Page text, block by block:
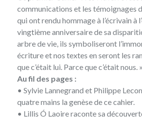
communications et les témoignages
qui ont rendu hommage à l’écrivain à
vingtième anniversaire de sa
arbre de vie, ils symboliseront
écriture et nos textes en seront les
que c’était lui. Parce que c’était nous. »
Au fil des pages :
• Sylvie Lannegrand et Philippe
quatre mains la genèse de ce cahier.
• Lillis Ó Laoire raconte sa